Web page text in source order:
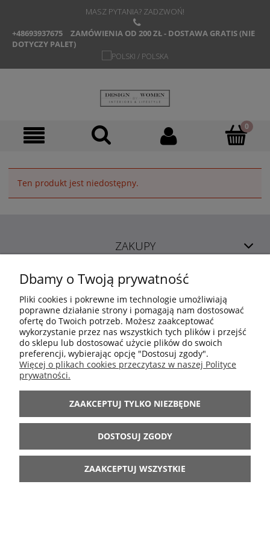
MASZ PYTANIA? ZADZWOŃ!
+48693937675
ZAMÓWIENIA OD 200 ZŁ - DOSTAWA GRATIS (NIE
DOTYCZY PALET)
Ten produkt jest niedostępny.
ZAKUPY
POMOC
MOJE KONTO
INFORMACJE
ARANŻACJE
BĄDŹ Z NAMI
Dbamy o Twoją prywatność
Pliki cookies i pokrewne im technologie umożliwiają
poprawne działanie strony i pomagają nam dostosować
ofertę do Twoich potrzeb. Możesz zaakceptować
wykorzystanie przez nas wszystkich tych plików i przejść
do sklepu lub dostosować użycie plików do swoich
preferencji, wybierając opcję "Dostosuj zgody".
Więcej o plikach cookies przeczytasz w naszej Polityce
prywatności.
ZAAKCEPTUJ TYLKO NIEZBĘDNE
DOSTOSUJ ZGODY
ZAAKCEPTUJ WSZYSTKIE